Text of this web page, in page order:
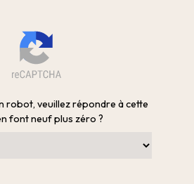
robot, veuillez répondre à cette
font neuf plus zéro ?